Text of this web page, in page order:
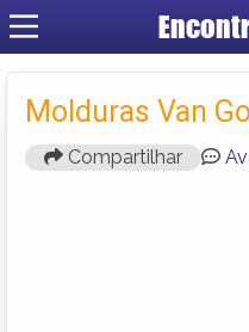
Molduras Van
Compartilhar